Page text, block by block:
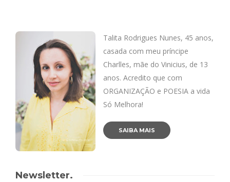
Talita Rodrigues Nunes, 45 anos,
casada com meu príncipe
Charlles, mãe do Vinicius, de 13
anos. Acredito que com
ORGANIZAÇÃO e POESIA a vida
Só Melhora!
SAIBA MAIS
Newsletter.